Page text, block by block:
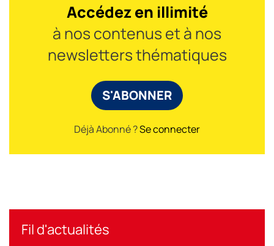
Accédez en illimité
à nos contenus et à nos
newsletters thématiques
S'ABONNER
Déjà Abonné ?Se connecter
Fil d'actualités